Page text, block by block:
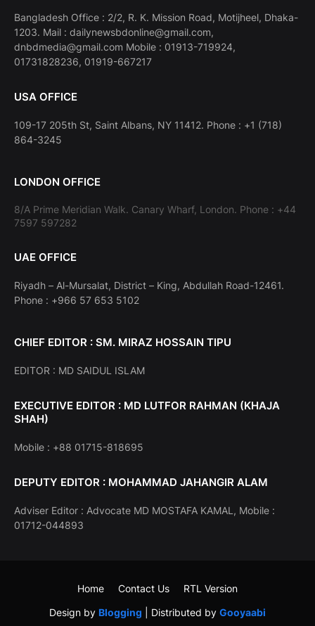
Bangladesh Office : 2/2, R. K. Mission Road, Motijheel, Dhaka-
1203. Mail : dailynewsbdonline@gmail.com,
dnbdmedia@gmail.com Mobile : 01913-719924,
01731828236, 01919-667217
USA OFFICE
109-17 205th St, Saint Albans, NY 11412. Phone : +1 (718)
864-3245
LONDON OFFICE
8/A Prime Meridian Walk. Canary Wharf, London. Phone : +44
7597 597282
UAE OFFICE
Riyadh – Al-Mursalat, District – King, Abdullah Road-12461.
Phone : +966 57 653 5102
CHIEF EDITOR : SM. MIRAZ HOSSAIN TIPU
EDITOR : MD SAIDUL ISLAM
EXECUTIVE EDITOR : MD LUTFOR RAHMAN (KHAJA
SHAH)
Mobile : +88 01715-818695
DEPUTY EDITOR : MOHAMMAD JAHANGIR ALAM
Adviser Editor : Advocate MD MOSTAFA KAMAL, Mobile :
01712-044893
Design by Blogging | Distributed by Gooyaabi
Home Contact Us RTL Version